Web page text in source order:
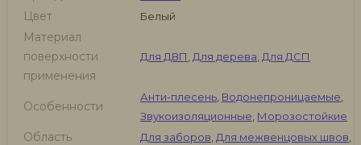
Цвет Белый
Материал
поверхности
применения
Для ДВП Для дерева Для ДСП
Особенности
Анти-плесень Водонепроницаемые
Звукоизоляционные Морозостойкие
Область
Для заборов Для межвенцовых швов